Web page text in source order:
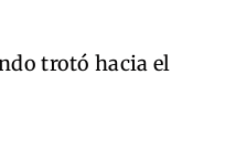
trotó hacia el